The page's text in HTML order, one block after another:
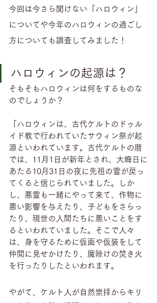
今回は今さら聞けない「ハロウィン」
についてや今年のハロウィンの過ごし
方についても調査してみました！
ハロウィンの起源は？
そもそもハロウィンは何をするものな
のでしょうか？
「ハロウィンは、古代ケルトのドゥル
イド教で行われていたサウィン祭が起
源といわれています。古代ケルトの暦
では、11月1日が新年とされ、大晦日に
あたる10月31日の夜に先祖の霊が戻っ
てくると信じられていました。しか
し、悪霊も一緒にやって来て、作物に
悪い影響を与えたり、子どもをさらっ
たり、現世の人間たちに悪いことをす
るといわれていました。そこで人々
は、身を守るために仮面や仮装をして
仲間に見せかけたり、魔除けの焚き火
を行ったりしたといわれます。
やがて、ケルト人が自然崇拝からキリ